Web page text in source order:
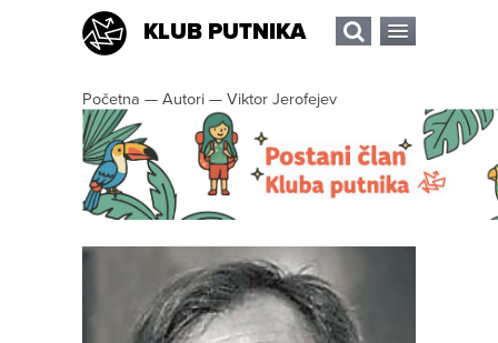
KLUB PUTNIKA
Početna — Autori — Viktor Jerofejev